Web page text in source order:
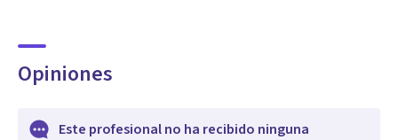
Opiniones
Este profesional no ha recibido ninguna